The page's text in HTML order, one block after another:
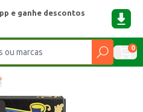
e ganhe descontos
0